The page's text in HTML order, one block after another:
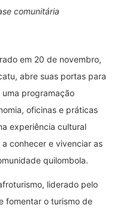
comunitária
em 20 de novembro,
abre suas portas para
uma programação
oficinas e práticas
experiência cultural
conhecer e vivenciar as
quilombola.
liderado pelo
fomentar o turismo de